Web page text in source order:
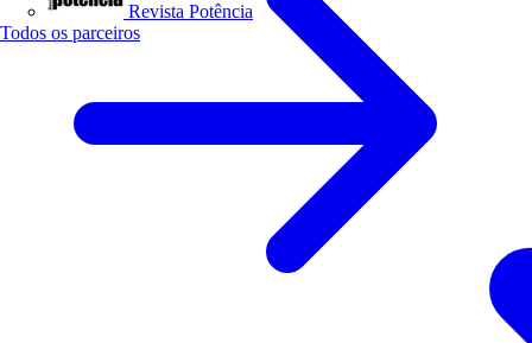
Revista Potência
Todos os parceiros